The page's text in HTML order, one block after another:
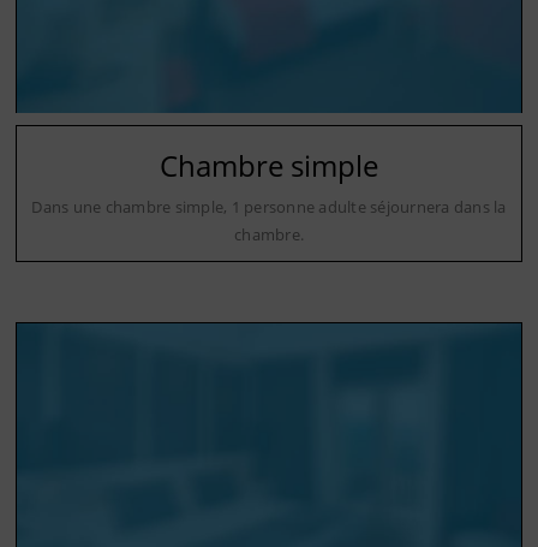
Chambre simple
Dans une chambre simple, 1 personne adulte séjournera dans la
chambre.